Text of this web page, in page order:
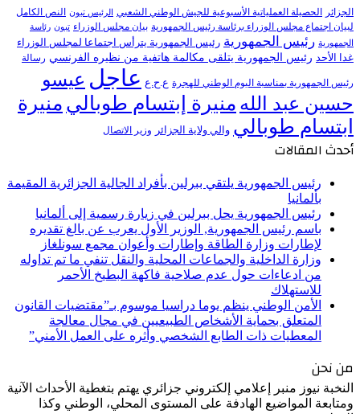
الجزائر الحصيلة العملياتية الأسبوعية للجيش الوطني الشعبي الرئيس تبون النص الكامل
لبيان اجتماع مجلس الوزراء برئاسة رئيس الجمهورية بيان مجلس الوزراء تبون رئاسة
الجمهورية رئيس الجمهورية رئيس الجمهورية يترأس اجتماعا لمجلس الوزراء
غدا الأحد رئيس الجمهورية يتلقى مكالمة هاتفية من نظيره الفرنسي رسالة
رئيس الجمهورية بمناسبة اليوم الوطني للهجرة ع.ح.ع عاجل عيسو
حسين عبد الله منيرة إبتسام طوبالي منيرة
ابتسام طوبالي والي ولاية الجزائر وزير الاتصال
أحدث المقالات
رئيس الجمهورية يلتقي ببرلين بأفراد الجالية الجزائرية المقيمة
بألمانيا
رئيس الجمهورية يحل ببرلين في زيارة رسمية إلى ألمانيا
باسم رئيس الجمهورية, الوزير الأول يعرب عن بالغ تقديره
لإطارات وزارة الطاقة وإطارات وأعوان مجمع سونلغاز
وزارة الداخلية والجماعات المحلية والنقل تنفي ما تم تداوله
من ادعاءات حول عدم صلاحية فاكهة البطيخ الأحمر
للاستهلاك
الأمن الوطني ينظم يوما دراسيا موسوم بـ”مقتضيات القانون
المتعلق بحماية الأشخاص الطبيعيين في مجال معالجة
المعطيات ذات الطابع الشخصي وأثره على العمل الأمني”
من نحن
النخبة نيوز منبر إعلامي إلكتروني جزائري يهتم بتغطية الأحداث الآنية
ومتابعة المواضيع الهادفة على المستوى المحلي، الوطني وكذا